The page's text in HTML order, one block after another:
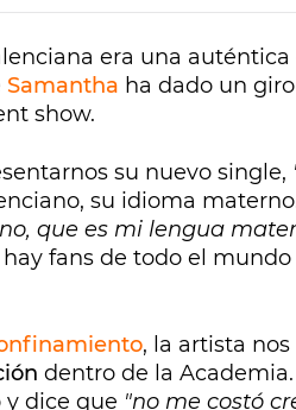
era una auténtica
Samantha ha dado un
show.
su nuevo single,
su idioma
que es mi lengua
fans de todo el mundo
, la artista
dentro de la Academia.
y dice que "no me costó